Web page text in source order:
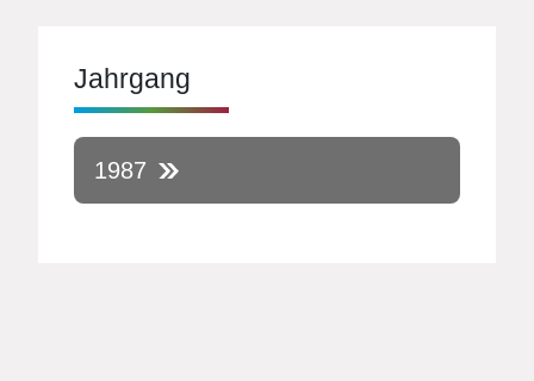
Jahrgang
1987